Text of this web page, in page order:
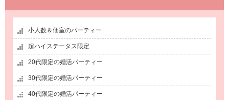
小人数＆個室のパーティー
超ハイステータス限定
20代限定の婚活パーティー
30代限定の婚活パーティー
40代限定の婚活パーティー